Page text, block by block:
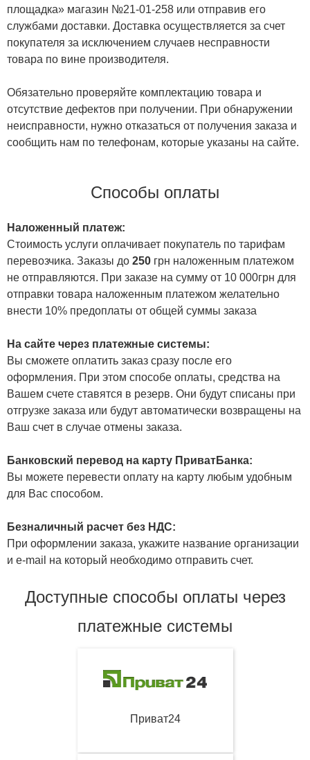
площадка» магазин №21-01-258 или отправив его
службами доставки. Доставка осуществляется за счет
покупателя за исключением случаев несправности
товара по вине производителя.
Обязательно проверяйте комплектацию товара и
отсутствие дефектов при получении. При обнаружении
неисправности, нужно отказаться от получения заказа и
сообщить нам по телефонам, которые указаны на сайте.
Способы оплаты
Наложенный платеж:
Стоимость услуги оплачивает покупатель по тарифам
перевозчика. Заказы до 250 грн наложенным платежом
не отправляются. При заказе на сумму от 10 000грн для
отправки товара наложенным платежом желательно
внести 10% предоплаты от общей суммы заказа
На сайте через платежные системы:
Вы сможете оплатить заказ сразу после его
оформления. При этом способе оплаты, средства на
Вашем счете ставятся в резерв. Они будут списаны при
отгрузке заказа или будут автоматически возвращены на
Ваш счет в случае отмены заказа.
Банковский перевод на карту ПриватБанка:
Вы можете перевести оплату на карту любым удобным
для Вас способом.
Безналичный расчет без НДС:
При оформлении заказа, укажите название организации
и e-mail на который необходимо отправить счет.
Доступные способы оплаты через
платежные системы
Приват24